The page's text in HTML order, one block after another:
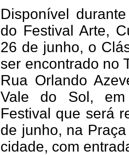
Disponível
do Festival Arte,
26 de junho, o
ser encontrado no
Rua Orlando
Vale do Sol,
Festival que será
de junho, na
cidade, com